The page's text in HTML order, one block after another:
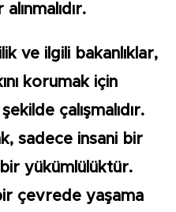
ve ilgili bakanlıklar,
korumak için
çalışmalıdır.
sadece insani bir
yükümlülüktür.
çevrede yaşama